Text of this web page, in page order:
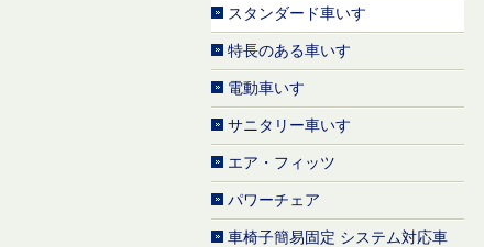
スタンダード車いす
特長のある車いす
電動車いす
サニタリー車いす
エア・フィッツ
パワーチェア
車椅子簡易固定 システム対応車